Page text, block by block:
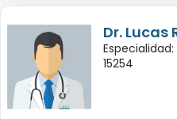
Dr. Lucas
15254